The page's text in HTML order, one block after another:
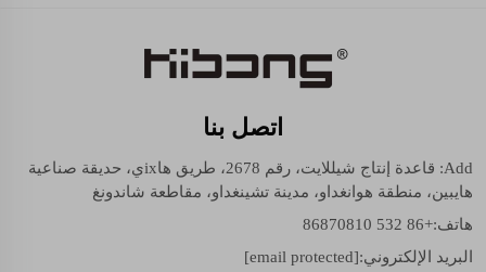
اتصل بنا
Add: قاعدة إنتاج شيللايت، رقم 2678، طريق هاixي، حديقة صناعية
هايبين، منطقة هوانغداو، مدينة تشينغداو، مقاطعة شاندونغ
هاتف:+86 532 86870810
البريد الإلكتروني:[email protected]